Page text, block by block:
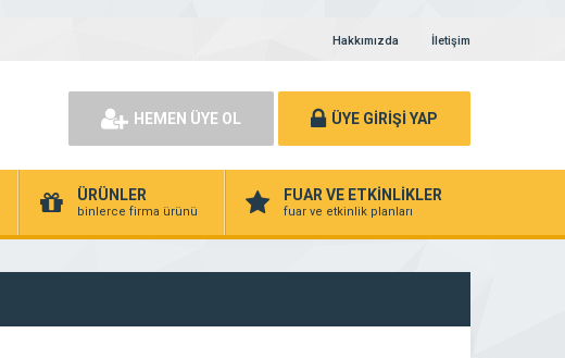
Hakkımızda İletişim
HEMEN ÜYE OL ÜYE GİRİŞİ YAP
ÜRÜNLER
binlerce firma ürünü
FUAR VE ETKİNLİKLER
fuar ve etkinlik planları